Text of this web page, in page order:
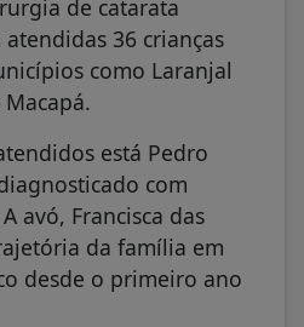
de catarata
36 crianças
como Laranjal
está Pedro
com
avó, Francisca das
da família em
desde o primeiro ano